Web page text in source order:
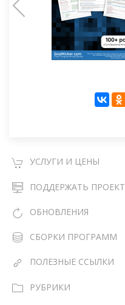
УСЛУГИ И ЦЕНЫ
ПОДДЕРЖАТЬ ПРОЕКТ
ОБНОВЛЕНИЯ
СБОРКИ ПРОГРАММ
ПОЛЕЗНЫЕ ССЫЛКИ
РУБРИКИ